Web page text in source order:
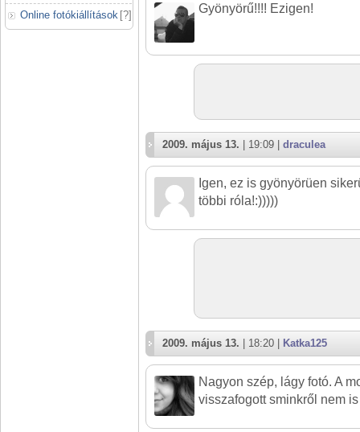
Online fotókiállítások [?] Gyönyörű!!!! Ezigen!
2009. május 13. | 19:09 | draculea
Igen, ez is gyönyörüen
többi róla!:)))))
2009. május 13. | 18:20 | Katka125
Nagyon szép, lágy fotó. A
visszafogott sminkről nem